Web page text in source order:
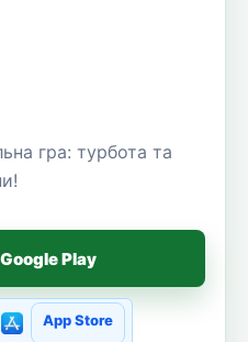
гра: турбота та
Play
App Store